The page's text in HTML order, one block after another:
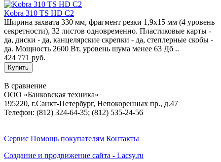
Kobra 310 TS HD C2
Ширина захвата 330 мм, фрагмент резки 1,9х15 мм (4 уровень
секретности), 32 листов одновременно. Пластиковые карты -
да, диски - да, канцелярские скрепки - да, степлерные скобы -
да. Мощность 2600 Вт, уровень шума менее 63 Дб ..
424 771 руб.
В сравнение
ООО «Банковская техника»
195220, г.Санкт-Петербург, Непокоренных пр., д.47
Телефон: (812) 324-64-35; (812) 535-24-56
Сервис Помощь покупателям Контакты
Создание и продвижение сайта - Lacsy.ru